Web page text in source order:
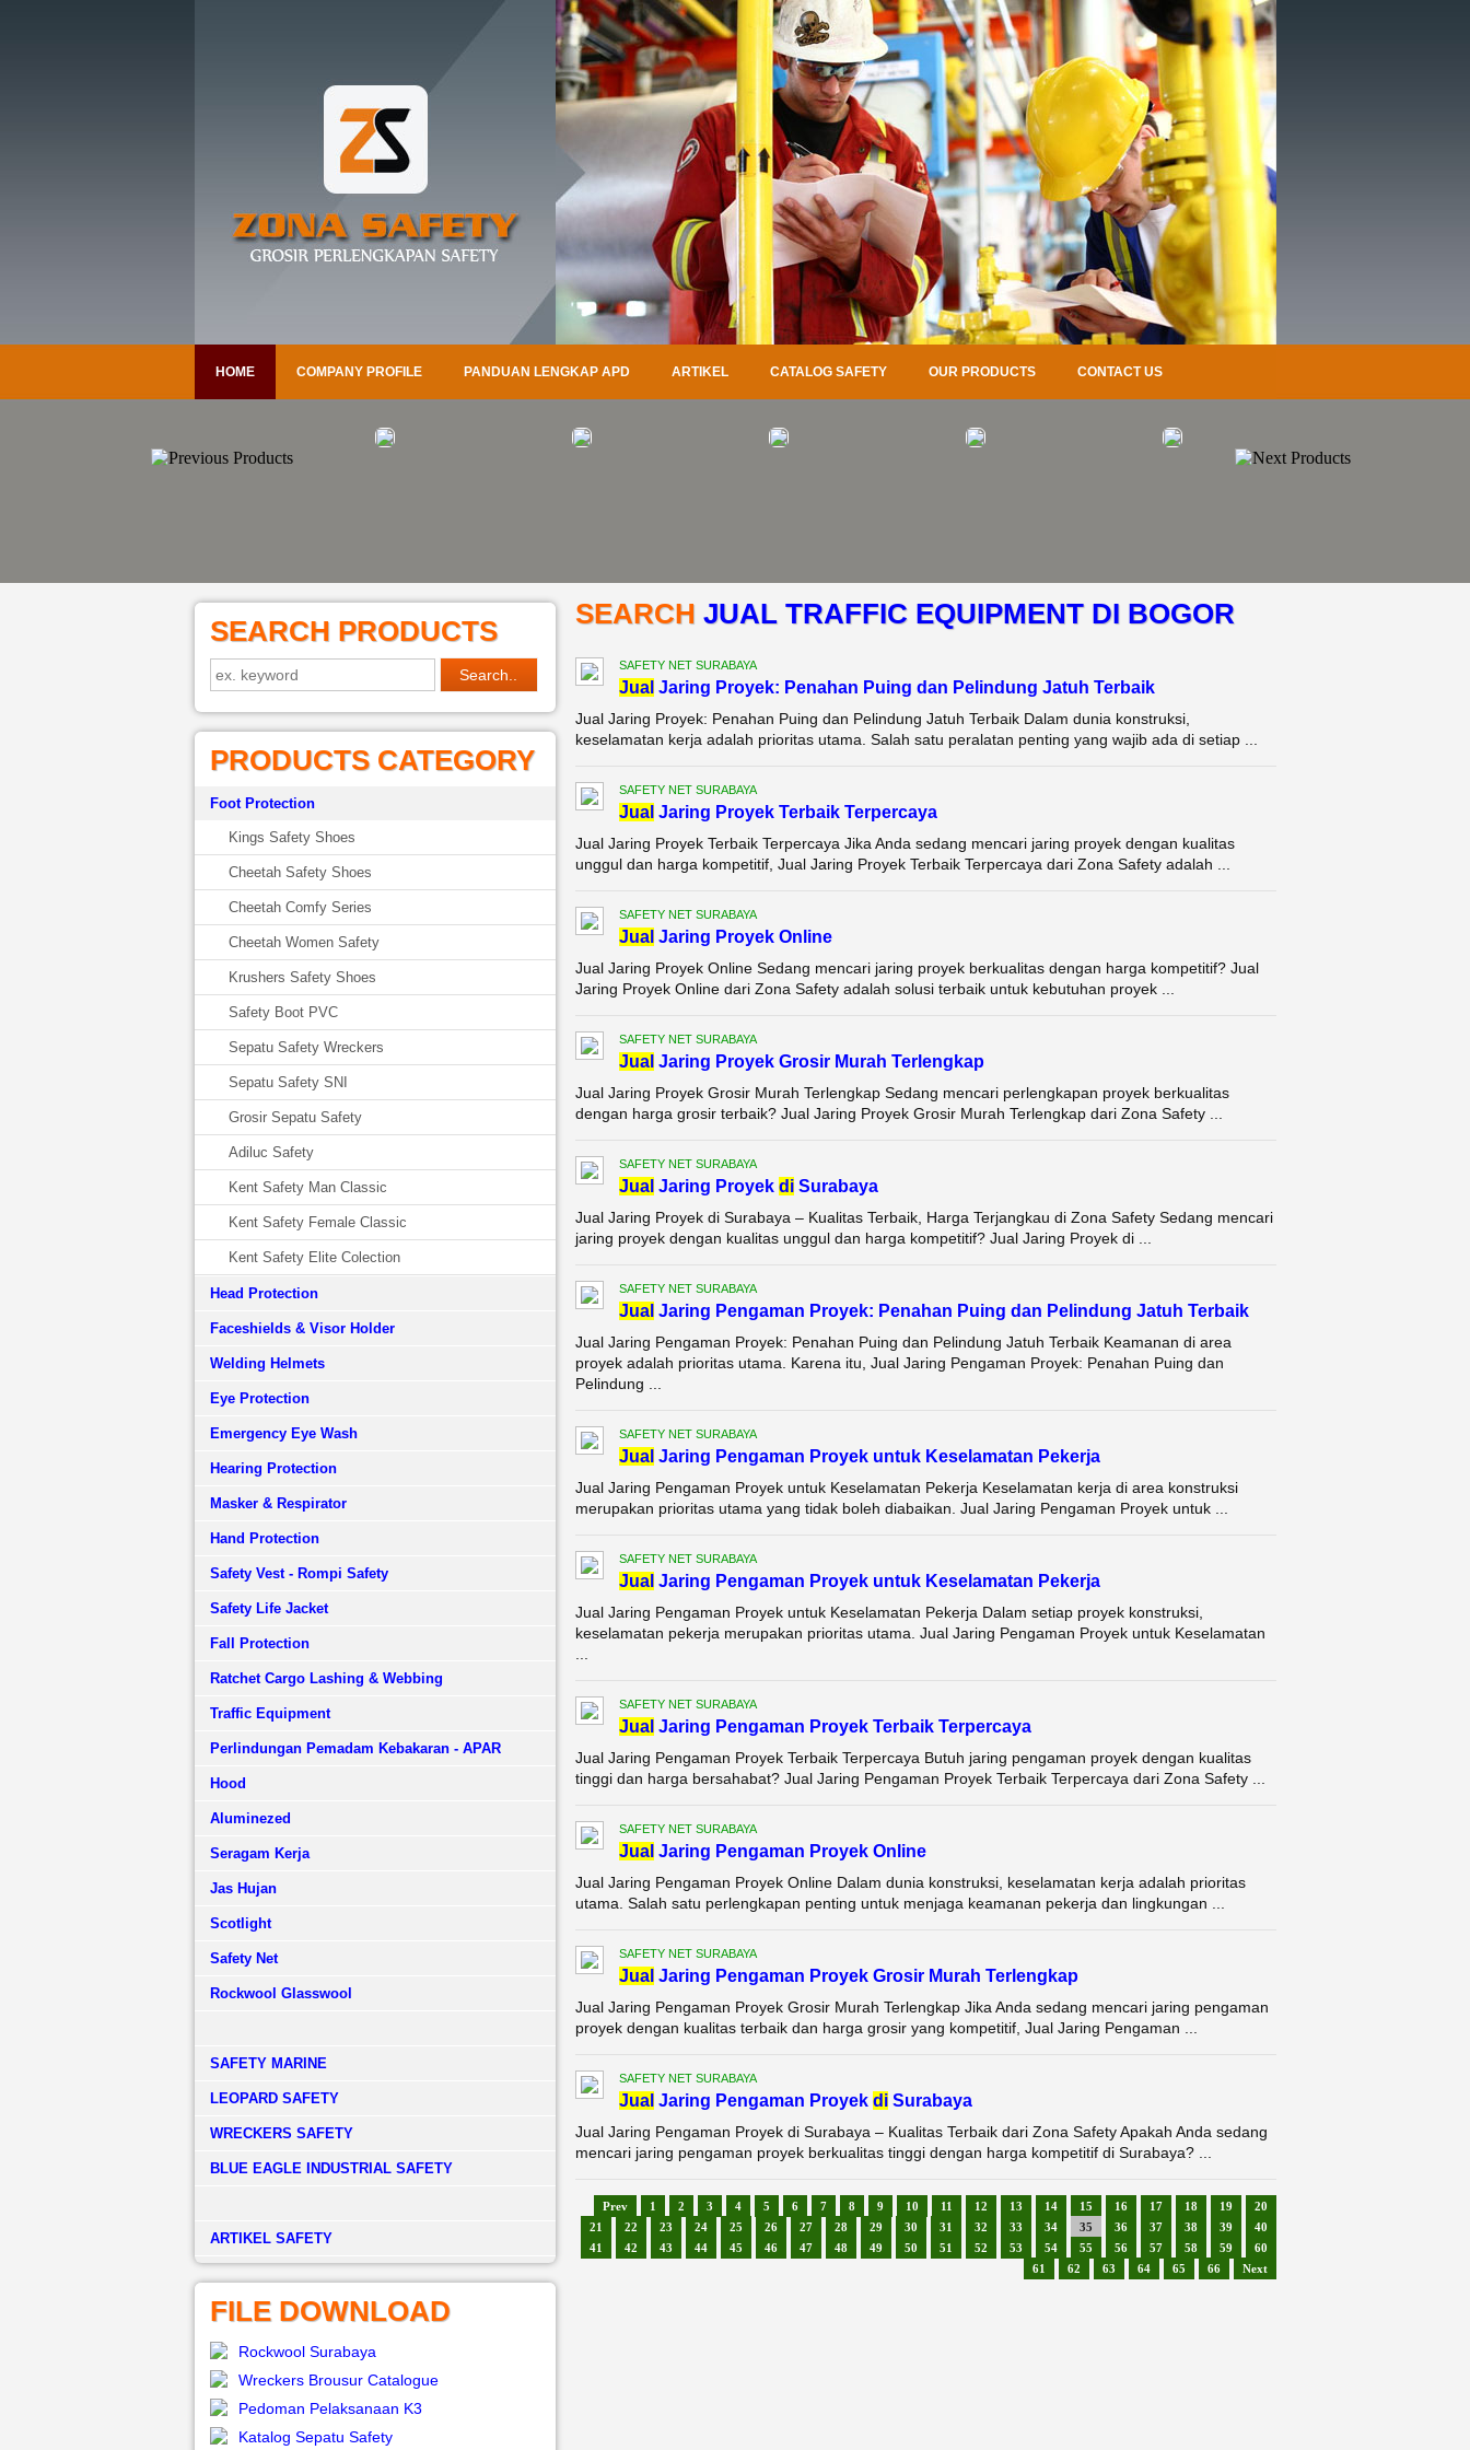
HOME COMPANY PROFILE PANDUAN LENGKAP APD ARTIKEL CATALOG SAFETY OUR PRODUCTS CONTACT US
SEARCH PRODUCTS
PRODUCTS CATEGORY
Foot Protection
Kings Safety Shoes
Cheetah Safety Shoes
Cheetah Comfy Series
Cheetah Women Safety
Krushers Safety Shoes
Safety Boot PVC
Sepatu Safety Wreckers
Sepatu Safety SNI
Grosir Sepatu Safety
Adiluc Safety
Kent Safety Man Classic
Kent Safety Female Classic
Kent Safety Elite Colection
Head Protection
Faceshields & Visor Holder
Welding Helmets
Eye Protection
Emergency Eye Wash
Hearing Protection
Masker & Respirator
Hand Protection
Safety Vest - Rompi Safety
Safety Life Jacket
Fall Protection
Ratchet Cargo Lashing & Webbing
Traffic Equipment
Perlindungan Pemadam Kebakaran - APAR
Hood
Aluminezed
Seragam Kerja
Jas Hujan
Scotlight
Safety Net
Rockwool Glasswool
SAFETY MARINE
LEOPARD SAFETY
WRECKERS SAFETY
BLUE EAGLE INDUSTRIAL SAFETY
­ARTIKEL SAFETY
FILE DOWNLOAD
Rockwool Surabaya
Wreckers Brousur Catalogue
Pedoman Pelaksanaan K3
Katalog Sepatu Safety
SEARCH JUAL TRAFFIC EQUIPMENT DI BOGOR
SAFETY NET SURABAYA
Jual Jaring Proyek: Penahan Puing dan Pelindung Jatuh Terbaik
Jual Jaring Proyek: Penahan Puing dan Pelindung Jatuh Terbaik Dalam dunia konstruksi,
keselamatan kerja adalah prioritas utama. Salah satu peralatan penting yang wajib ada di setiap ...
SAFETY NET SURABAYA
Jual Jaring Proyek Terbaik Terpercaya
Jual Jaring Proyek Terbaik Terpercaya Jika Anda sedang mencari jaring proyek dengan kualitas
unggul dan harga kompetitif, Jual Jaring Proyek Terbaik Terpercaya dari Zona Safety adalah ...
SAFETY NET SURABAYA
Jual Jaring Proyek Online
Jual Jaring Proyek Online Sedang mencari jaring proyek berkualitas dengan harga kompetitif? Jual
Jaring Proyek Online dari Zona Safety adalah solusi terbaik untuk kebutuhan proyek ...
SAFETY NET SURABAYA
Jual Jaring Proyek Grosir Murah Terlengkap
Jual Jaring Proyek Grosir Murah Terlengkap Sedang mencari perlengkapan proyek berkualitas
dengan harga grosir terbaik? Jual Jaring Proyek Grosir Murah Terlengkap dari Zona Safety ...
SAFETY NET SURABAYA
Jual Jaring Proyek diSurabaya
Jual Jaring Proyek di Surabaya – Kualitas Terbaik, Harga Terjangkau di Zona Safety Sedang mencari
jaring proyek dengan kualitas unggul dan harga kompetitif? Jual Jaring Proyek di ...
SAFETY NET SURABAYA
Jual Jaring Pengaman Proyek: Penahan Puing dan Pelindung Jatuh Terbaik
Jual Jaring Pengaman Proyek: Penahan Puing dan Pelindung Jatuh Terbaik Keamanan di area
proyek adalah prioritas utama. Karena itu, Jual Jaring Pengaman Proyek: Penahan Puing dan
Pelindung ...
SAFETY NET SURABAYA
Jual Jaring Pengaman Proyek untuk Keselamatan Pekerja
Jual Jaring Pengaman Proyek untuk Keselamatan Pekerja Keselamatan kerja di area konstruksi
merupakan prioritas utama yang tidak boleh diabaikan. Jual Jaring Pengaman Proyek untuk ...
SAFETY NET SURABAYA
Jual Jaring Pengaman Proyek untuk Keselamatan Pekerja
Jual Jaring Pengaman Proyek untuk Keselamatan Pekerja Dalam setiap proyek konstruksi,
keselamatan pekerja merupakan prioritas utama. Jual Jaring Pengaman Proyek untuk Keselamatan
SAFETY NET SURABAYA
Jual Jaring Pengaman Proyek Terbaik Terpercaya
Jual Jaring Pengaman Proyek Terbaik Terpercaya Butuh jaring pengaman proyek dengan kualitas
tinggi dan harga bersahabat? Jual Jaring Pengaman Proyek Terbaik Terpercaya dari Zona Safety ...
SAFETY NET SURABAYA
Jual Jaring Pengaman Proyek Online
Jual Jaring Pengaman Proyek Online Dalam dunia konstruksi, keselamatan kerja adalah prioritas
utama. Salah satu perlengkapan penting untuk menjaga keamanan pekerja dan lingkungan ...
SAFETY NET SURABAYA
Jual Jaring Pengaman Proyek Grosir Murah Terlengkap
Jual Jaring Pengaman Proyek Grosir Murah Terlengkap Jika Anda sedang mencari jaring pengaman
proyek dengan kualitas terbaik dan harga grosir yang kompetitif, Jual Jaring Pengaman ...
SAFETY NET SURABAYA
Jual Jaring Pengaman Proyek diSurabaya
Jual Jaring Pengaman Proyek di Surabaya – Kualitas Terbaik dari Zona Safety Apakah Anda sedang
mencari jaring pengaman proyek berkualitas tinggi dengan harga kompetitif di Surabaya? ...
Prev 1 2 3 4 5 6 7 8 9 10 11 12 13 14 15 16 17 18 19
20
21
22 23 24 25 26 27 28 29 30 31 32 33 34 35 36 37 38 39
40
41
42 43 44 45 46 47 48 49 50 51 52 53 54 55 56 57 58 59
60
61
62 63 64 65 66 Next